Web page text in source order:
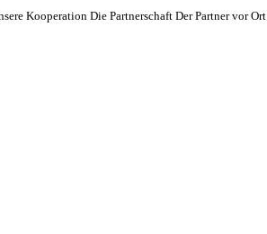
Kooperation Die Partnerschaft Der Partner vor Ort